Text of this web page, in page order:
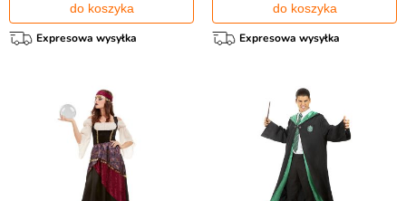
do koszyka
Expresowa wysyłka
do koszyka
Expresowa wysyłka